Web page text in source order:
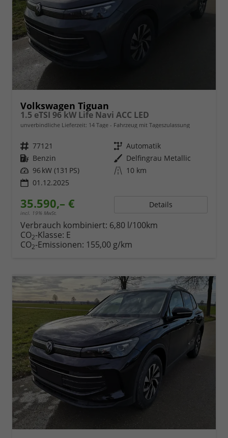
Volkswagen Tiguan
1.5 eTSI 96 kW Life Navi ACC LED
unverbindliche Lieferzeit: 14 Tage Fahrzeug mit Tageszulassung
Fahrzeugnr. 77121 Getriebe Automatik
Kraftstoff Benzin Außenfarbe Delfingrau Metallic
Leistung 96 kW (131 PS) Kilometerstand 10 km
01.12.2025
35.590,– €
incl. 19% MwSt.
Details
Verbrauch kombiniert: 6,80 l/100km
CO2-Klasse: E
CO2-Emissionen: 155,00 g/km